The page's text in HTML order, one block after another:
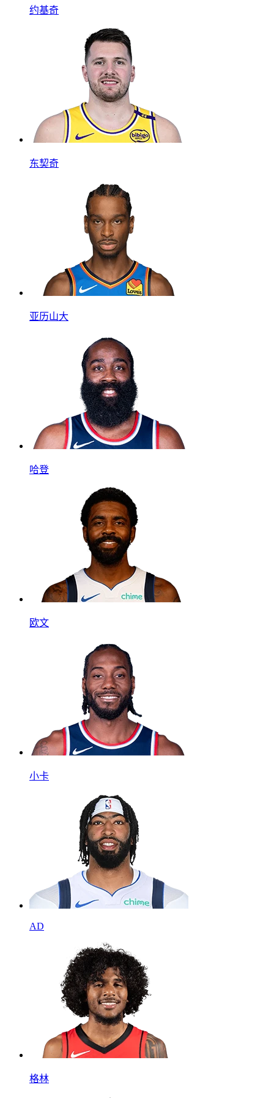
约基奇
东契奇
亚历山大
哈登
欧文
小卡
AD
格林